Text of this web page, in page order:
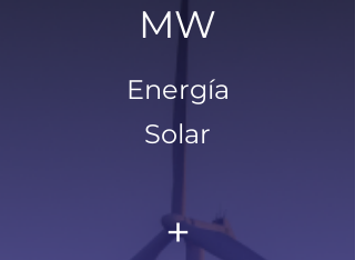
MW
Energía
Solar
+